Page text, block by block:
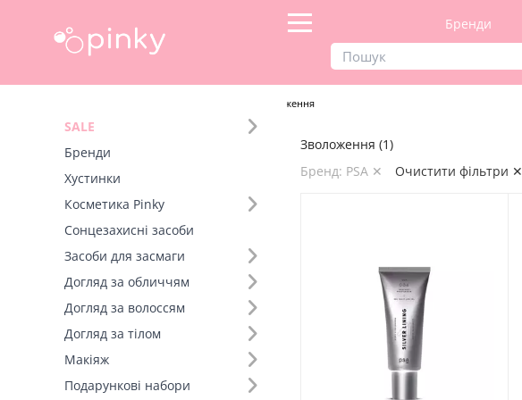
Бренди
SALE
Бренди
Хустинки
Косметика Pinky
Сонцезахисні засоби
Засоби для засмаги
Догляд за обличчям
Догляд за волоссям
Догляд за тілом
Макіяж
Подарункові набори
Зволоження
Фільтр
Бренд (20)
Тип шкіри (1)
Діюча речовина (1)
Зволоження (1)
Бренд: PSA ✕
Очистити фільтри ✕